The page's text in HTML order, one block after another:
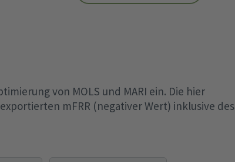
von MOLS und MARI ein. Die hier
mFRR (negativer Wert) inklusive des